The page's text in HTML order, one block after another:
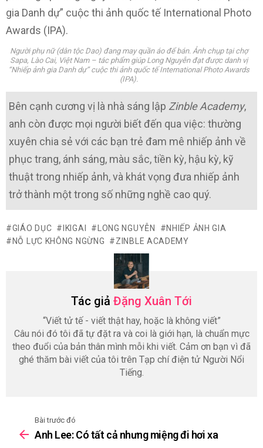
Người phụ nữ (dân tộc Dao) đang may quần áo để bán. Ảnh chụp tại chợ
Sapa, Lào Cai, Việt Nam – tác phẩm giúp Long Nguyễn đạt được danh vị
“Nhiếp ảnh gia Danh dự” cuộc thi ảnh quốc tế International Photo Awards
(IPA).
Bên cạnh cương vị là nhà sáng lập Zinble Academy,
anh còn được mọi người biết đến qua việc: thường
xuyên chia sẻ với các bạn trẻ đam mê nhiếp ảnh về
phục trang, ánh sáng, màu sắc, tiền kỳ, hậu kỳ, kỹ
thuật trong nhiếp ảnh, và khát vọng đưa nhiếp ảnh
trở thành một trong số những nghề cao quý.
GIÁO DỤC IKIGAI LONG NGUYỄN
NHIẾP ẢNH GIA
NỖ LỰC KHÔNG NGỪNG
ZINBLE ACADEMY
Tác giả Đặng Xuân Tới
“Viết tử tế - viết thật hay, hoặc là không viết”
Câu nói đó tôi đã tự đặt ra và coi là giới hạn, là chuẩn mực
theo đuổi của bản thân mình mỗi khi viết. Cảm ơn bạn vì đã
ghé thăm bài viết của tôi trên Tạp chí điện tử Người Nổi
Tiếng.
more
Bài trước đó
Anh Lee: Có tất cả nhưng miệng đi hơi xa